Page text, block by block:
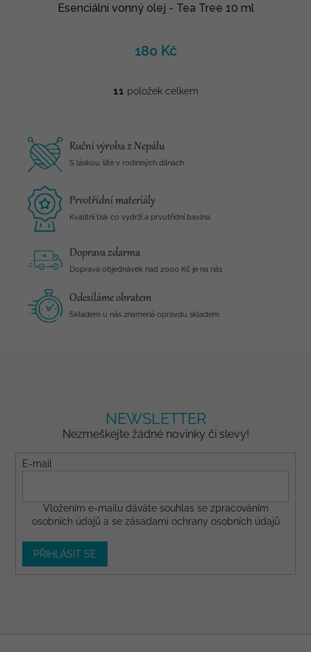
Esenciální vonný olej - Tea Tree 10 ml
180 Kč
O
d
a
p
r
v
s
11 položek celkem
Ruční výroba z Nepálu
S láskou šité v rodinných dílnách
Prvotřídní materiály
Kvalitní tisk co vydrží a prvotřídní bavlna
Doprava zdarma
Doprava objednávek nad 2000 Kč je na nás
Odesíláme obratem
Skladem u nás znamená opravdu skladem
NEWSLETTER
Nezmeškejte žádné novinky či slevy!
E-mail
Vložením e-mailu dáváte souhlas se zpracováním
osobních údajů a se zásadami ochrany osobních údajů
PŘIHLÁSIT SE